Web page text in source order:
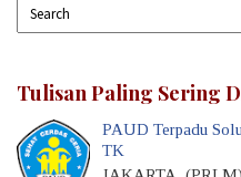
Tulisan Paling Sering
PAUD Terpadu
TK